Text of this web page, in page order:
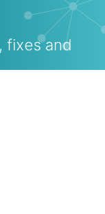
fixes and